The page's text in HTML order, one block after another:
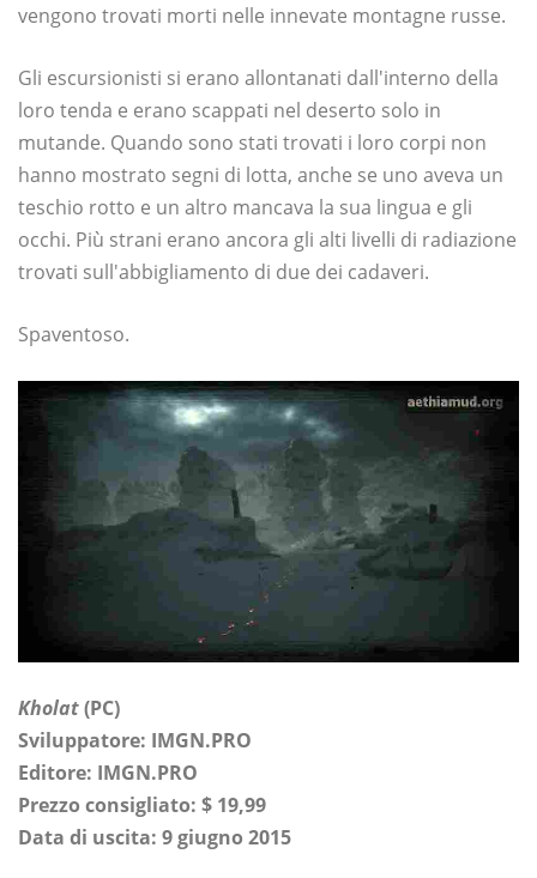
vengono trovati morti nelle innevate montagne russe.
Gli escursionisti si erano allontanati dall'interno della
loro tenda e erano scappati nel deserto solo in
mutande. Quando sono stati trovati i loro corpi non
hanno mostrato segni di lotta, anche se uno aveva un
teschio rotto e un altro mancava la sua lingua e gli
occhi. Più strani erano ancora gli alti livelli di radiazione
trovati sull'abbigliamento di due dei cadaveri.
Spaventoso.
Kholat(PC)
Sviluppatore: IMGN.PRO
Editore: IMGN.PRO
Prezzo consigliato: $ 19,99
Data di uscita: 9 giugno 2015